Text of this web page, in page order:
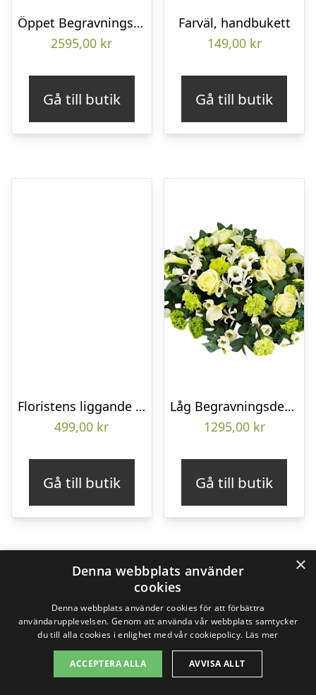
Öppet Begravningshjärta
2595,00 kr
Gå till butik
Farväl, handbukett
149,00 kr
Gå till butik
Floristens liggande bukett
499,00 kr
Gå till butik
Låg Begravningsdekoration
1295,00 kr
Gå till butik
×
Denna webbplats använder
cookies
Denna webbplats använder cookies för att förbättra
användarupplevelsen. Genom att använda vår webbplats samtycker
du till alla cookies i enlighet med vår cookiepolicy. Läs mer
ACCEPTERA ALLA AVVISA ALLT